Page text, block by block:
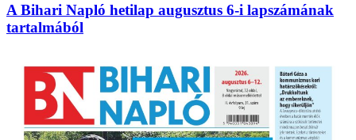
A Bihari Napló hetilap augusztus 6-i lapszámának
tartalmából